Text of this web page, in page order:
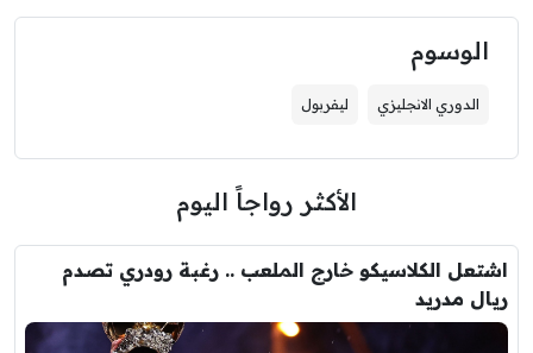
الوسوم
الدوري الانجليزي ليفربول
الأكثر رواجاً اليوم
اشتعل الكلاسيكو خارج الملعب .. رغبة رودري تصدم
ريال مدريد